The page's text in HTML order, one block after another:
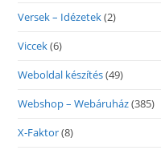
Versek – Idézetek(2)
Viccek(6)
Weboldal készítés(49)
Webshop – Webáruház(385)
X-Faktor(8)